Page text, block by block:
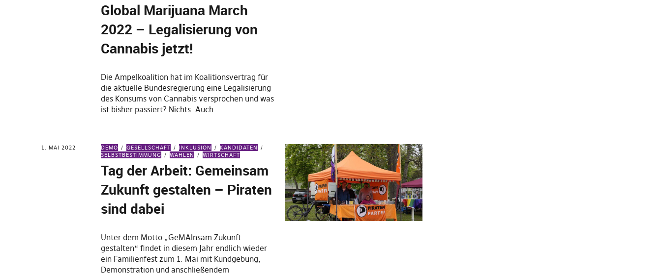
Global Marijuana March
2022 – Legalisierung von
Cannabis jetzt!
Die Ampelkoalition hat im Koalitionsvertrag für
die aktuelle Bundesregierung eine Legalisierung
des Konsums von Cannabis versprochen und was
ist bisher passiert? Nichts. Auch…
1. MAI 2022 DEMO GESELLSCHAFT INKLUSION
KANDIDATEN
SELBSTBESTIMMUNG
WAHLEN WIRTSCHAFT
Tag der Arbeit: Gemeinsam
Zukunft gestalten – Piraten
sind dabei
Unter dem Motto „GeMAInsam Zukunft
gestalten“ findet in diesem Jahr endlich wieder
ein Familienfest zum 1. Mai mit Kundgebung,
Demonstration und anschließendem